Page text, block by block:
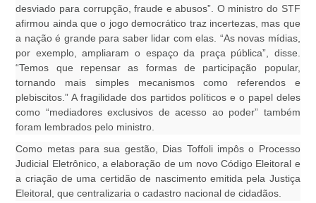
desviado para corrupção, fraude e abusos”. O ministro do STF
afirmou ainda que o jogo democrático traz incertezas, mas que
a nação é grande para saber lidar com elas. “As novas mídias,
por exemplo, ampliaram o espaço da praça pública”, disse.
“Temos que repensar as formas de participação popular,
tornando mais simples mecanismos como referendos e
plebiscitos.” A fragilidade dos partidos políticos e o papel deles
como “mediadores exclusivos de acesso ao poder” também
foram lembrados pelo ministro.
Como metas para sua gestão, Dias Toffoli impôs o Processo
Judicial Eletrônico, a elaboração de um novo Código Eleitoral e
a criação de uma certidão de nascimento emitida pela Justiça
Eleitoral, que centralizaria o cadastro nacional de cidadãos.